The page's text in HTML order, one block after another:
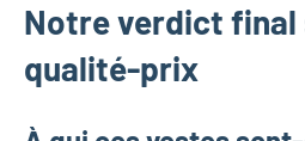
Notre verdict
qualité-prix